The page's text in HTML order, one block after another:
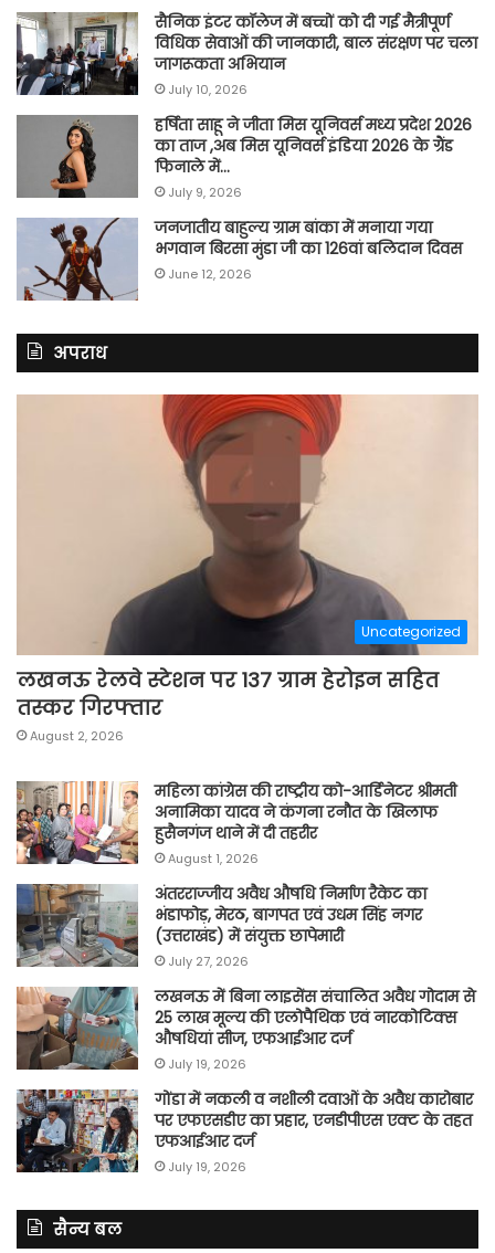
सैनिक इंटर कॉलेज में बच्चों को दी गई मैत्रीपूर्ण
विधिक सेवाओं की जानकारी, बाल संरक्षण पर चला
जागरूकता अभियान
July 10, 2026
हर्षिता साहू ने जीता मिस यूनिवर्स मध्य प्रदेश 2026
का ताज ,अब मिस यूनिवर्स इंडिया 2026 के ग्रैंड
फिनाले में…
July 9, 2026
जनजातीय बाहुल्य ग्राम बांका में मनाया गया
भगवान बिरसा मुंडा जी का 126वां बलिदान दिवस
June 12, 2026
अपराध
Uncategorized
लखनऊ रेलवे स्टेशन पर 137 ग्राम हेरोइन सहित
तस्कर गिरफ्तार
August 2, 2026
महिला कांग्रेस की राष्ट्रीय को-आर्डिनेटर श्रीमती
अनामिका यादव ने कंगना रनौत के खिलाफ
हुसैनगंज थाने में दी तहरीर
August 1, 2026
अंतरराज्जीय अवैध औषधि निर्माण रैकेट का
भंडाफोड़, मेरठ, बागपत एवं उधम सिंह नगर
(उत्तराखंड) में संयुक्त छापेमारी
July 27, 2026
लखनऊ में बिना लाइसेंस संचालित अवैध गोदाम से
25 लाख मूल्य की एलोपैथिक एवं नारकोटिक्स
औषधियां सीज, एफआईआर दर्ज
July 19, 2026
गोंडा में नकली व नशीली दवाओं के अवैध कारोबार
पर एफएसडीए का प्रहार, एनडीपीएस एक्ट के तहत
एफआईआर दर्ज
July 19, 2026
सैन्य बल